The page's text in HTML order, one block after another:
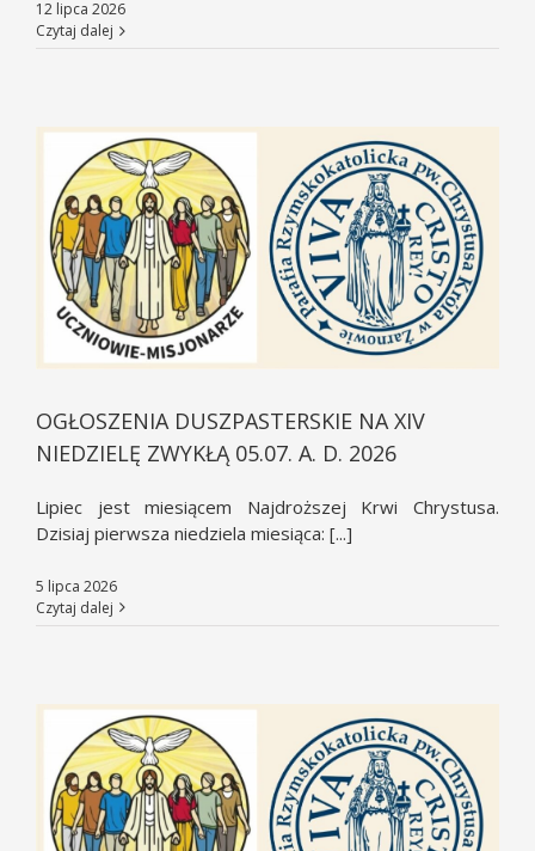
12 lipca 2026
Czytaj dalej
OGŁOSZENIA DUSZPASTERSKIE NA XIV
NIEDZIELĘ ZWYKŁĄ 05.07. A. D. 2026
Lipiec jest miesiącem Najdroższej Krwi Chrystusa.
Dzisiaj pierwsza niedziela miesiąca: [...]
5 lipca 2026
Czytaj dalej